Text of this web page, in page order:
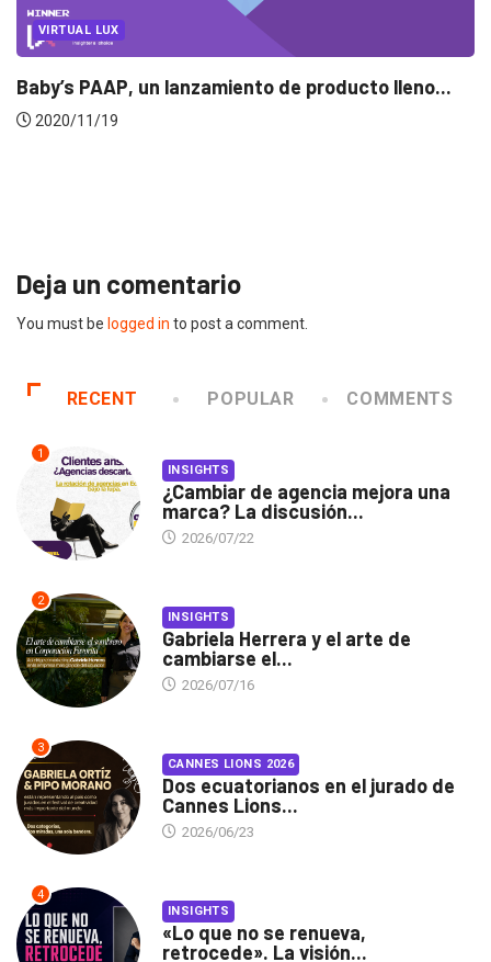
LUX
PAAP, un lanzamiento de producto lleno...
11/19
Deja un comentario
You must be logged in to post a comment.
RECENT POPULAR COMMENTS
1
INSIGHTS
¿Cambiar de agencia mejora una
marca? La discusión...
2026/07/22
2
INSIGHTS
Gabriela Herrera y el arte de
cambiarse el...
2026/07/16
3
CANNES LIONS 2026
Dos ecuatorianos en el jurado de
Cannes Lions...
2026/06/23
4
INSIGHTS
«Lo que no se renueva,
retrocede». La visión...